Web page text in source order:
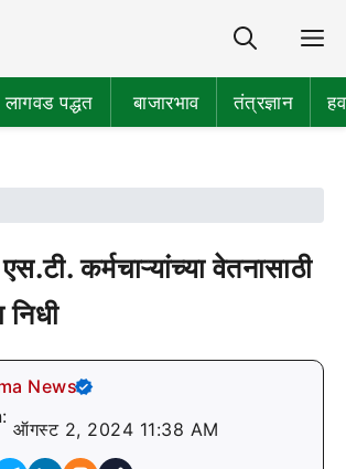
पद्धत बाजारभाव तंत्रज्ञान
कर्मचाऱ्यांच्या वेतनासाठी
News
ऑगस्ट 2, 2024 11:38 AM